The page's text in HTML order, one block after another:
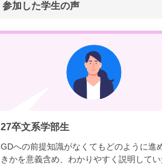
参加した学生の声
27卒文系学部生
GDへの前提知識がなくてもどのように進
きかを意義含め、わかりやすく説明して